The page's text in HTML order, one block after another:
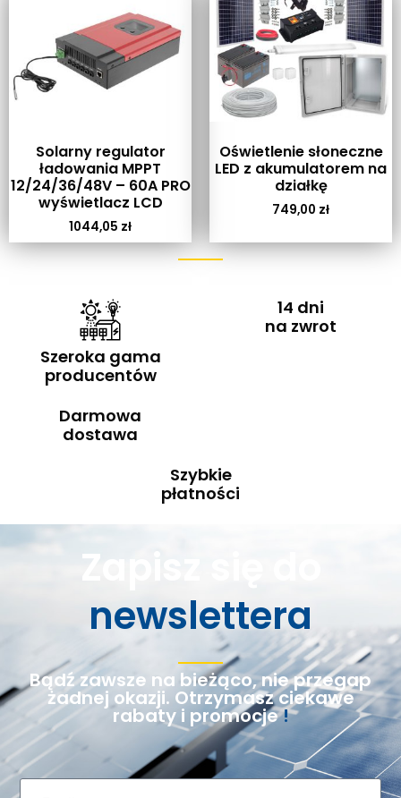
Solarny regulator
ładowania MPPT
12/24/36/48V – 60A PRO
wyświetlacz LCD
1044,05 zł
Oświetlenie słoneczne
LED z akumulatorem na
działkę
749,00 zł
Szeroka gama
producentów
14 dni
na zwrot
Darmowa
dostawa
Szybkie
płatności
Zapisz się do
newslettera
Bądź zawsze na bieżąco, nie przegap
żadnej okazji. Otrzymasz ciekawe
rabaty i promocje!